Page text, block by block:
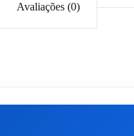
Avaliações (0)